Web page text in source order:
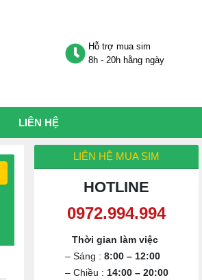
Hỗ trợ mua sim
8h - 20h hằng ngày
LIÊN HỆ
LIÊN HỆ MUA SIM
HOTLINE
0972.994.994
Thời gian làm việc
– Sáng : 8:00 – 12:00
– Chiều : 14:00 – 20:00